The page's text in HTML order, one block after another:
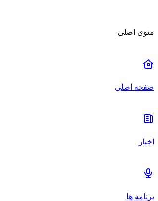
منوی اصلی
صفحه اصلی
اخبار
برنامه ها